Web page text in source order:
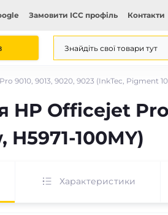
Замовити ICC профіль Контакти
9010, 9013, 9020, 9023 (InkTec, Pigment
HP Officejet
H5971-100MY)
Характеристики